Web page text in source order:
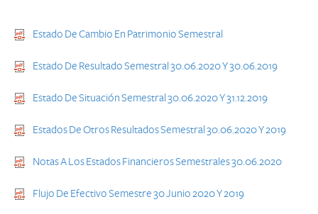
Estado De Cambio En Patrimonio Semestral
Estado De Resultado Semestral 30.06.2020 Y 30.06.2019
Estado De Situación Semestral 30.06.2020 Y 31.12.2019
Estados De Otros Resultados Semestral 30.06.2020 Y 2019
Notas A Los Estados Financieros Semestrales 30.06.2020
Flujo De Efectivo Semestre 30 Junio 2020 Y 2019